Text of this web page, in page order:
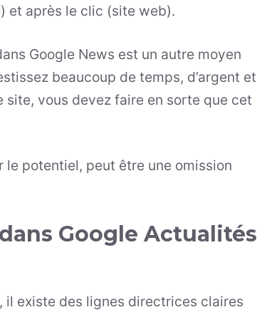
et après le clic (site web).
Google News est un autre moyen
beaucoup de temps, d’argent et
site, vous devez faire en sorte que cet
le potentiel, peut être une omission
Google Actualités
il existe des lignes directrices claires